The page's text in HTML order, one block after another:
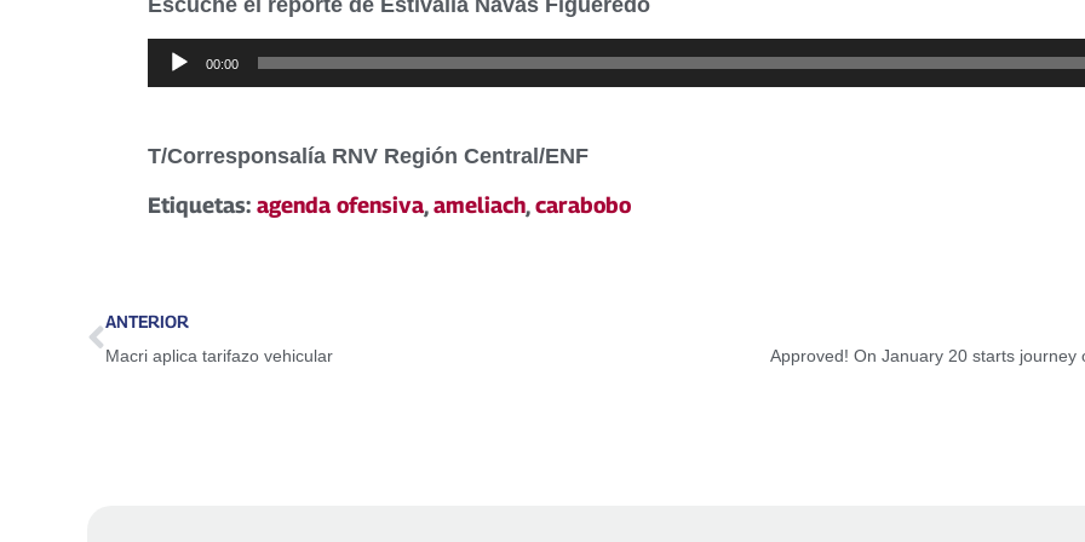
Reproductor
de
00:00
T/Corresponsalía RNV Región Central/ENF
Etiquetas: agenda ofensiva,ameliach,carabobo
ANTERIOR
Macri aplica tarifazo vehicular